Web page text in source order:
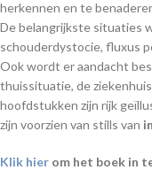
herkennen en te
De belangrijkste situaties
schouderdystocie, fluxus
Ook wordt er aandacht
thuissituatie, de
hoofdstukken zijn rijk
zijn voorzien van stills van
Klik hier om het boek in